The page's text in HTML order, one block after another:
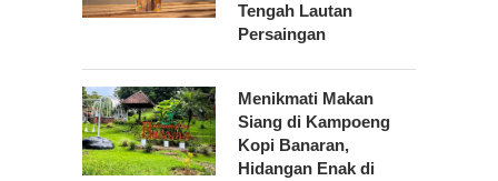
Tengah Lautan
Persaingan
Menikmati Makan
Siang di Kampoeng
Kopi Banaran,
Hidangan Enak di